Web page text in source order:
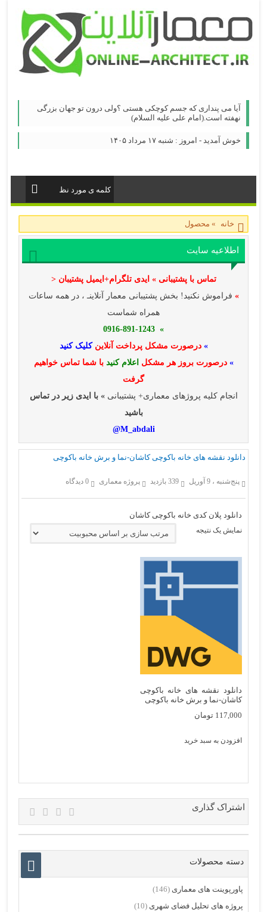
آیا می پنداری که جسم کوچکی هستی ؟ولی درون تو جهان بزرگی
نهفته است.(امام علی علیه السلام)
خوش آمدید - امروز : شنبه ۱۷ مرداد ۱۴۰۵
خانه » محصول
اطلاعیه سایت
تماس با پشتیبانی » ایدی تلگرام+ایمیل پشتیبان <
» فراموش نکنید! بخش پشتیبانی معمار آنلاینـ ، در همه ساعات
همراه شماست
» 0916-891-1243
» درصورت مشکل پرداخت آنلاینکلیک کنید
» درصورت بروز هر مشکل اعلام کنید با شما تماس خواهیم
گرفت
انجام کلیه پروژهای معماری+ پشتیبانی» با ایدی زیر در تماس
باشید
M_abdali@
دانلود نقشه های خانه باکوچی کاشان-نما و برش خانه باکوچی
پنج‌شنبه ، 9 آوریل 339 بازدید پروژه معماری 0 دیدگاه
دانلود پلان کدی خانه باکوچی کاشان
نمایش یک نتیجه
دانلود نقشه های خانه باکوچی
کاشان-نما و برش خانه باکوچی
117,000 تومان
افزودن به سبد خرید
اشتراک گذاری
دسته محصولات
پاورپوینت های معماری (146)
پروژه های تحلیل فضای شهری (10)